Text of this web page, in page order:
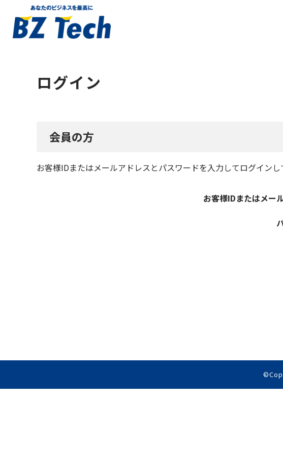
ログイン
会員の方
お客様IDまたはメールアドレスとパスワードを入力してログインし
お客様IDまたはメー